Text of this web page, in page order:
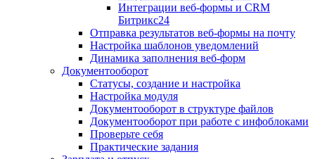
Интеграции веб-формы и CRM
Битрикс24
Отправка результатов веб-формы на почту
Настройка шаблонов уведомлений
Динамика заполнения веб-форм
Документооборот
Статусы, создание и настройка
Настройка модуля
Документооборот в структуре файлов
Документооборот при работе с инфоблоками
Проверьте себя
Практические задания